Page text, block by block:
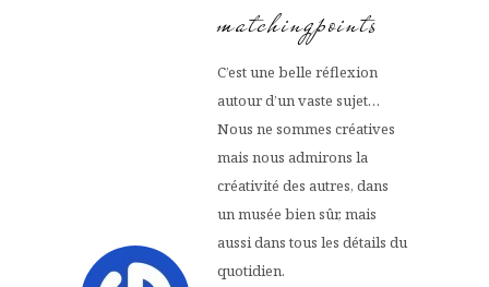
matchingpoints
C’est une belle réflexion
autour d’un vaste sujet…
Nous ne sommes créatives
mais nous admirons la
créativité des autres, dans
un musée bien sûr, mais
aussi dans tous les détails du
quotidien.